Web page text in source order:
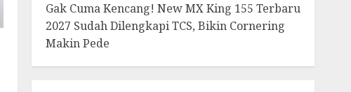
Gak Cuma Kencang! New MX King 155 Terbaru
2027 Sudah Dilengkapi TCS, Bikin Cornering
Makin Pede